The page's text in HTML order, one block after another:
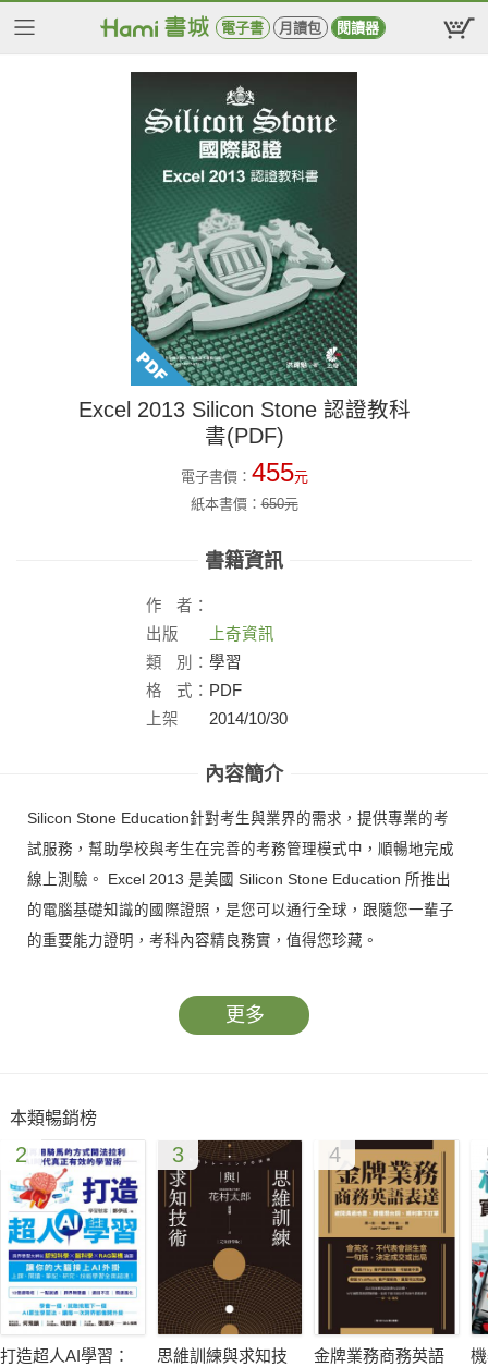
電子書 月讀包 閱讀器
Excel 2013 Silicon Stone 認證教科
書(PDF)
電子書價： 455元
紙本書價：650元
書籍資訊
作
者：
出版
社：
上奇資訊
類
別： 學習
格
式： PDF
上架
2014/10/30
內容簡介
Silicon Stone Education針對考生與業界的需求，提供專業的考
試服務，幫助學校與考生在完善的考務管理模式中，順暢地完成
線上測驗。 Excel 2013 是美國 Silicon Stone Education 所推出
的電腦基礎知識的國際證照，是您可以通行全球，跟隨您一輩子
的重要能力證明，考科內容精良務實，值得您珍藏。
更多
本類暢銷榜
2
打造超人AI學習：
3
思維訓練與求知技
4
金牌業務商務英語